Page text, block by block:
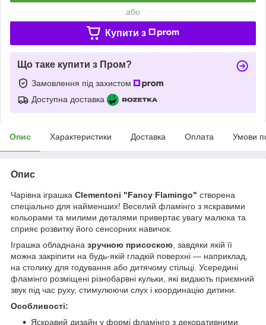
або
Купити з
Що таке купити з Пром?
Замовлення під захистом
Доступна доставка
Опис Характеристики Доставка Оплата Умови
Опис
Чарівна іграшка Clementoni "Fancy Flamingo" створена
спеціально для найменших! Веселий фламінго з яскравими
кольорами та милими деталями привертає увагу малюка та
сприяє розвитку його сенсорних навичок.
Іграшка обладнана зручною присоскою , завдяки якій її
можна закріпити на будь-якій гладкій поверхні — наприклад,
на столику для годування або дитячому стільці. Усередині
фламінго розміщені різнобарвні кульки, які видають приємний
звук під час руху, стимулюючи слух і координацію дитини.
Особливості:
Яскравий дизайн у формі фламінго з декоративними